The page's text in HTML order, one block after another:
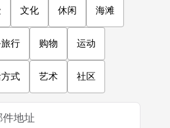
文化 休闲 海滩
行 购物 运动
式 艺术 社区